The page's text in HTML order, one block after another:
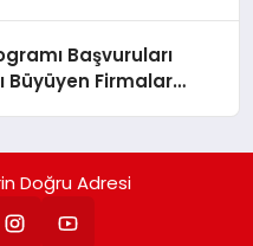
Başvuruları
Büyüyen Firmalar
Doğru Adresi